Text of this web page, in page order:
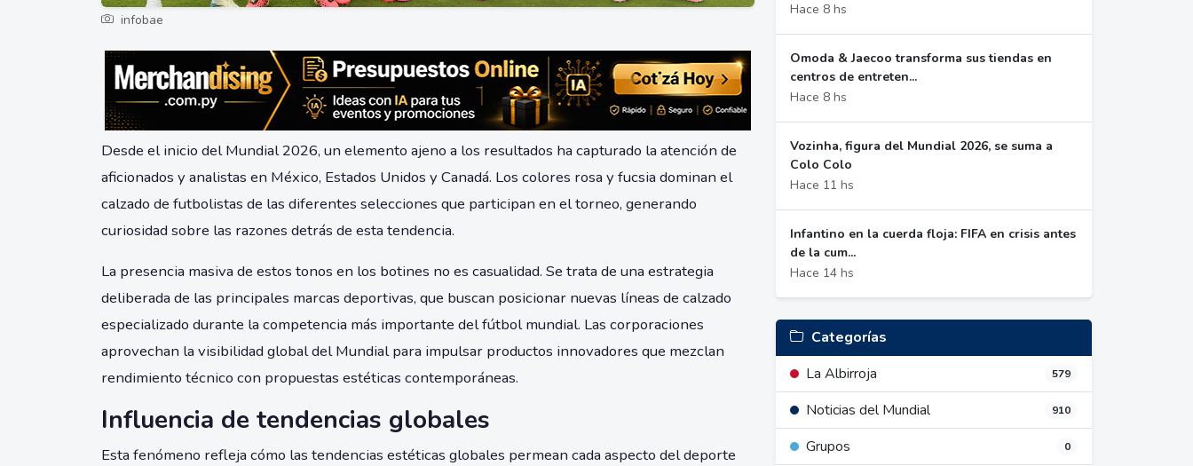
infobae
Desde el inicio del Mundial 2026, un elemento ajeno a los resultados ha capturado la atención de
aficionados y analistas en México, Estados Unidos y Canadá. Los colores rosa y fucsia dominan el
calzado de futbolistas de las diferentes selecciones que participan en el torneo, generando
curiosidad sobre las razones detrás de esta tendencia.
La presencia masiva de estos tonos en los botines no es casualidad. Se trata de una estrategia
deliberada de las principales marcas deportivas, que buscan posicionar nuevas líneas de calzado
especializado durante la competencia más importante del fútbol mundial. Las corporaciones
aprovechan la visibilidad global del Mundial para impulsar productos innovadores que mezclan
rendimiento técnico con propuestas estéticas contemporáneas.
Influencia de tendencias globales
Esta fenómeno refleja cómo las tendencias estéticas globales permean cada aspecto del deporte
Hace 8 hs
Omoda & Jaecoo transforma sus tiendas en
centros de entreten...
Hace 8 hs
Vozinha, figura del Mundial 2026, se suma a
Colo Colo
Hace 11 hs
Infantino en la cuerda floja: FIFA en crisis antes
de la cum...
Hace 14 hs
Categorías
La Albirroja
579
Noticias del Mundial 910
Grupos 0